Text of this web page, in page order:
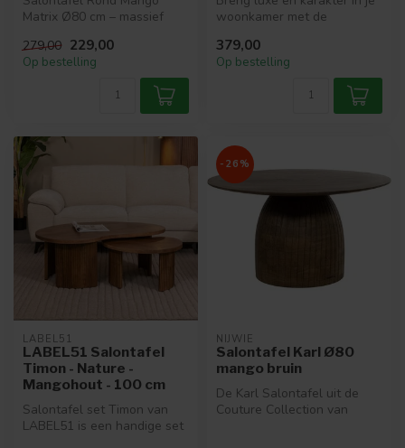
Matrix Ø80 cm – massief
matrixpoot. R...
279,00 229,00
Op bestelling
woonkamer met de
Maze. Dez...
379,00
Op bestelling
LABEL51
LABEL51 Salontafel
Timon - Nature -
Mangohout - 100 cm
Salontafel set Timon van
LABEL51 is een handige set
-26%
NIJWIE
Salontafel Karl Ø80
mango bruin
De Karl Salontafel uit de
Couture Collection van